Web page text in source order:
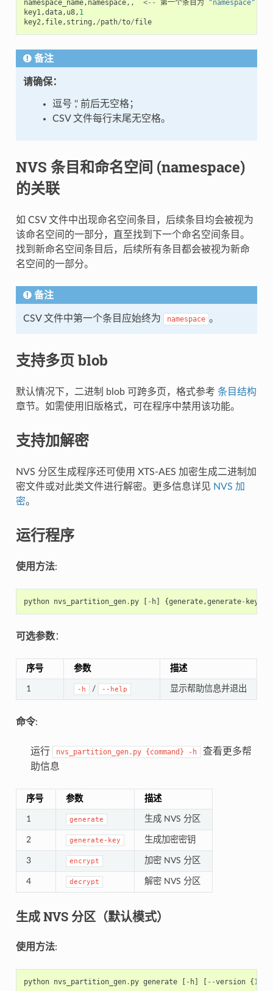
namespace_name, namespace,, <-- 第一个条目为
"namespace"
key1,data, u8, 1
key2, file, string , /path/to/file
备注
请确保：
逗号 ',' 前后无空格；
CSV 文件每行末尾无空格。
NVS 条目和命名空间 (namespace)
的关联
如 CSV 文件中出现命名空间条目，后续条目均会被视为
该命名空间的一部分，直至找到下一个命名空间条目。
找到新命名空间条目后，后续所有条目都会被视为新命
名空间的一部分。
备注
CSV 文件中第一个条目应始终为 namespace 。
支持多页 blob
默认情况下，二进制 blob 可跨多页，格式参考 条目结构
章节。如需使用旧版格式，可在程序中禁用该功能。
支持加解密
NVS 分区生成程序还可使用 XTS-AES 加密生成二进制加
密文件或对此类文件进行解密。更多信息详见 NVS 加
密。
运行程序
使用方法:
python nvs_partition_gen. py [ - h] {generate,generate- key
可选参数：
序号 参数 描述
1 -h / --help 显示帮助信息并退出
命令:
运行 nvs_partition_gen.py {command} -h
查看更多帮
助信息
序号 参数 描述
1 generate 生成 NVS 分区
2 generate-key 生成加密密钥
3 encrypt 加密 NVS 分区
4 decrypt 解密 NVS 分区
生成 NVS 分区（默认模式）
使用方法:
python nvs_partition_gen. py generate [ - h] [ --version {1